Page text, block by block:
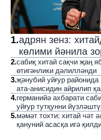
1.адрян зенз:
көлими йәнила
2.сабиқ хитай сақчи җаң
өтигәнлики дәлилләнди
3.җәнубий уйғур
ата-анисидин айрилип
4.германийә ахбарати
уйғур тутқунни
5.мәмәт тохти: хитай чәт
қануний асасқа игә